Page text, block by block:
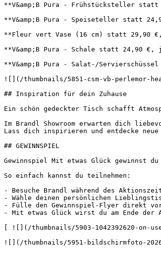
**V&amp;B Pura - Frühstücksteller
**V&amp;B Pura - Speiseteller statt
**Fleur vert Vase (16 cm) statt 29,90
**V&amp;B Pura - Schale statt 24,90
**V&amp;B Pura - Salat-/
![](/thumbnails/5851-csm-vb-perlemor-
## Inspiration für dein Zuhause
Ein schön gedeckter Tisch schafft
Im Brandl Showroom erwarten dich
Lass dich inspirieren und entdecke
## GEWINNSPIEL
Gewinnspiel Mit etwas Glück gewinnst
So einfach kannst du teilnehmen:
- Besuche Brandl während des
- Wähle deinen persönlichen
- Fülle den Gewinnspiel-Flyer direkt
- Mit etwas Glück wirst du am Ende der
[ ![](/thumbnails/5903-1042392620-on-
![](/thumbnails/5951-bildschirmfoto-